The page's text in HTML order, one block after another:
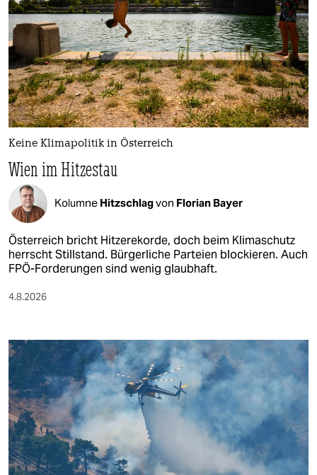
Keine Klimapolitik in Österreich
Wien im Hitzestau
Kolumne Hitzschlagvon Florian Bayer
Österreich bricht Hitzerekorde, doch beim Klimaschutz
herrscht Stillstand. Bürgerliche Parteien blockieren. Auch
FPÖ-Forderungen sind wenig glaubhaft.
4.8.2026